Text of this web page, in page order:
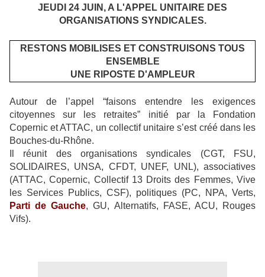
JEUDI 24 JUIN, A L'APPEL UNITAIRE DES
ORGANISATIONS SYNDICALES.
RESTONS MOBILISES ET CONSTRUISONS TOUS
ENSEMBLE
UNE RIPOSTE D'AMPLEUR
Autour de l’appel “faisons entendre les exigences
citoyennes sur les retraites” initié par la Fondation
Copernic et ATTAC, un collectif unitaire s’est créé dans les
Bouches-du-Rhône.
Il réunit des organisations syndicales (CGT, FSU,
SOLIDAIRES, UNSA, CFDT, UNEF, UNL), associatives
(ATTAC, Copernic, Collectif 13 Droits des Femmes, Vive
les Services Publics, CSF), politiques (PC, NPA, Verts,
Parti de Gauche, GU, Alternatifs, FASE, ACU, Rouges
Vifs).